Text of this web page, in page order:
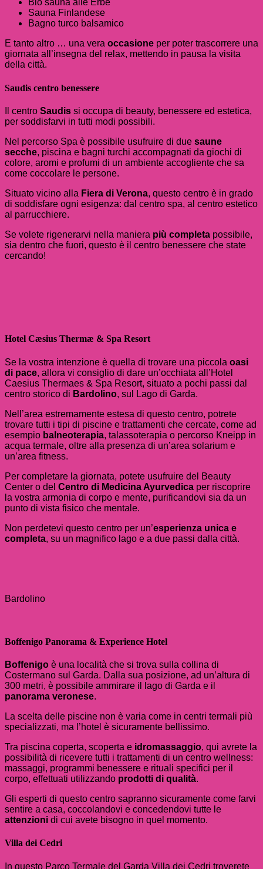
Bio sauna alle Erbe
Sauna Finlandese
Bagno turco balsamico
E tanto altro … una vera occasione per poter trascorrere una
giornata all’insegna del relax, mettendo in pausa la visita
della città.
Saudis centro benessere
Il centro Saudis si occupa di beauty, benessere ed estetica,
per soddisfarvi in tutti modi possibili.
Nel percorso Spa è possibile usufruire di due saune
secche, piscina e bagni turchi accompagnati da giochi di
colore, aromi e profumi di un ambiente accogliente che sa
come coccolare le persone.
Situato vicino alla Fiera di Verona, questo centro è in grado
di soddisfare ogni esigenza: dal centro spa, al centro estetico
al parrucchiere.
Se volete rigenerarvi nella maniera più completa possibile,
sia dentro che fuori, questo è il centro benessere che state
cercando!
Hotel Cæsius Thermæ & Spa Resort
Se la vostra intenzione è quella di trovare una piccola oasi
di pace, allora vi consiglio di dare un’occhiata all’Hotel
Caesius Thermaes & Spa Resort, situato a pochi passi dal
centro storico di Bardolino, sul Lago di Garda.
Nell’area estremamente estesa di questo centro, potrete
trovare tutti i tipi di piscine e trattamenti che cercate, come ad
esempio balneoterapia, talassoterapia o percorso Kneipp in
acqua termale, oltre alla presenza di un’area solarium e
un’area fitness.
Per completare la giornata, potete usufruire del Beauty
Center o del Centro di Medicina Ayurvedica per riscoprire
la vostra armonia di corpo e mente, purificandovi sia da un
punto di vista fisico che mentale.
Non perdetevi questo centro per un’esperienza unica e
completa, su un magnifico lago e a due passi dalla città.
Bardolino
Boffenigo Panorama & Experience Hotel
Boffenigo è una località che si trova sulla collina di
Costermano sul Garda. Dalla sua posizione, ad un’altura di
300 metri, è possibile ammirare il lago di Garda e il
panorama veronese.
La scelta delle piscine non è varia come in centri termali più
specializzati, ma l’hotel è sicuramente bellissimo.
Tra piscina coperta, scoperta e idromassaggio, qui avrete la
possibilità di ricevere tutti i trattamenti di un centro wellness:
massaggi, programmi benessere e rituali specifici per il
corpo, effettuati utilizzando prodotti di qualità.
Gli esperti di questo centro sapranno sicuramente come farvi
sentire a casa, coccolandovi e concedendovi tutte le
attenzioni di cui avete bisogno in quel momento.
Villa dei Cedri
In questo Parco Termale del Garda Villa dei Cedri troverete